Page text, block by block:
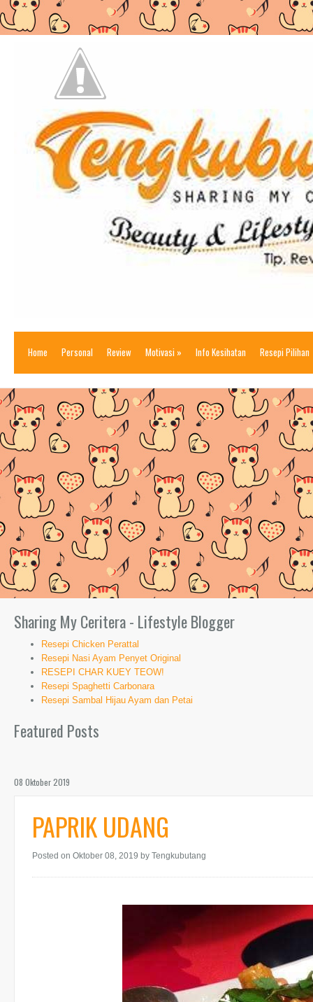
Home Personal Review Motivasi » Info Kesihatan Resepi Pilihan
Sharing My Ceritera - Lifestyle Blogger
Resepi Chicken Perattal
Resepi Nasi Ayam Penyet Original
RESEPI CHAR KUEY TEOW!
Resepi Spaghetti Carbonara
Resepi Sambal Hijau Ayam dan Petai
Featured Posts
08 Oktober 2019
PAPRIK UDANG
Posted on Oktober 08, 2019 by Tengkubutang